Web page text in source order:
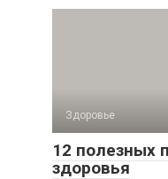
Здоровье
12 полезных
здоровья